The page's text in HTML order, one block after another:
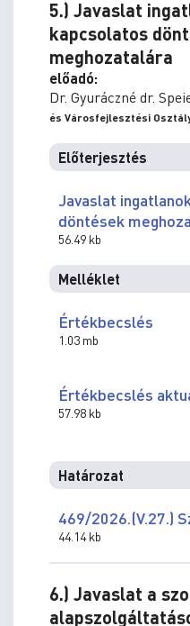
5.) Javaslat
kapcsolatos
meghozatalára
előadó:
Dr. Gyuráczné dr.
és Városfejlesztési
Előterjesztés
Javaslat
döntések
56.49 kb
Melléklet
Értékbecslés
1.03 mb
Értékbecslés
57.98 kb
Határozat
469/2026.(V.27.)
44.14 kb
6.) Javaslat a